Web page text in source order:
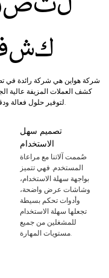
شركة هواين هي شركة رائدة في
كشف العملات المزيفة عالية
لتوفير حلول فعالة ودقيقة وموثوقة للشركات من جميع الأحجام.
تصميم سهل
الاستخدام
صُممت آلاتنا مع مراعاة
المستخدم. فهي تتميز
بواجهة سهلة الاستخدام،
وشاشات عرض واضحة،
وأدوات تحكم بسيطة
تجعلها سهلة الاستخدام
للمشغلين من جميع
مستويات المهارة.